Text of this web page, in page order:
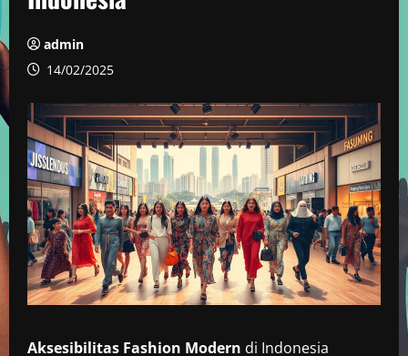
admin
14/02/2025
Aksesibilitas Fashion Modern di Indonesia